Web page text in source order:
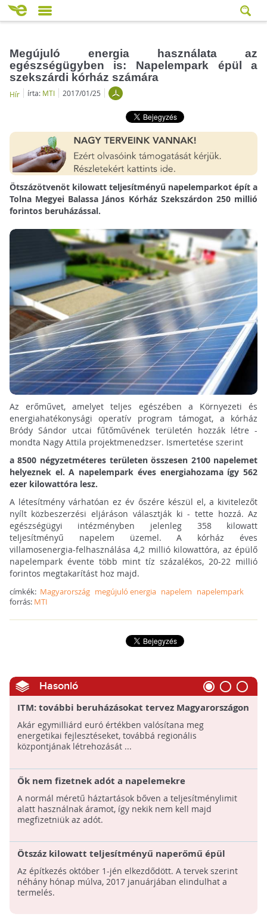
Megújuló energia használata az
egészségügyben is: Napelempark épül a
szekszárdi kórház számára
Hír írta: MTI 2017/01/25
Ötszázötvenöt kilowatt teljesítményű napelemparkot épít a
Tolna Megyei Balassa János Kórház Szekszárdon 250 millió
forintos beruházással.
Az erőművet, amelyet teljes egészében a Környezeti és
energiahatékonysági operatív program támogat, a kórház
Bródy Sándor utcai fűtőművének területén hozzák létre -
mondta Nagy Attila projektmenedzser. Ismertetése szerint
a 8500 négyzetméteres területen összesen 2100 napelemet
helyeznek el. A napelempark éves energiahozama így 562
ezer kilowattóra lesz.
A létesítmény várhatóan ez év őszére készül el, a kivitelezőt
nyílt közbeszerzési eljáráson választják ki - tette hozzá. Az
egészségügyi intézményben jelenleg 358 kilowatt
teljesítményű napelem üzemel. A kórház éves
villamosenergia-felhasználása 4,2 millió kilowattóra, az épülő
napelempark évente több mint tíz százalékos, 20-22 millió
forintos megtakarítást hoz majd.
címkék: Magyarország megújuló energia napelem napelempark
forrás: MTI
Hasonló
ITM: további beruházásokat tervez Magyarországon
a kaposvári naperőművet építő kínai cég
Akár egymilliárd euró értékben valósítana meg
energetikai fejlesztéseket, továbbá regionális
központjának létrehozását ...
Ők nem fizetnek adót a napelemekre
A normál méretű háztartások bőven a teljesítménylimit
alatt használnak áramot, így nekik nem kell majd
megfizetniük az adót.
Ötszáz kilowatt teljesítményű naperőmű épül
Jászdózsán
Az építkezés október 1-jén elkezdődött. A tervek szerint
néhány hónap múlva, 2017 januárjában elindulhat a
termelés.